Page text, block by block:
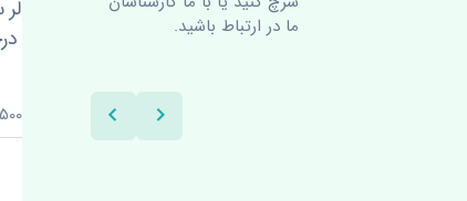
ما در ارتباط باشید.
کمپرسور کولر سانگ یانگ
موسو چین درجه 2